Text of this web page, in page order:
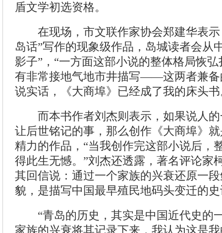
盾文学初选资格。
在现场，市文联作家协会郑建华表示
岛话”写作的现象级作品，岛城读者会从
影子”，“一方面这部小说的整体格局恢
有非常接地气地市井描写——这两者兼备
说实话，《大商埠》已经成了我的床头
而本书作者刘杰则表示，如果说人的
让后世铭记的事，那么创作《大商埠》
精力的作品，“当我创作完这部小说后，
得此生无憾。”刘杰还透露，著名评论家
其回信说：通过一个家族的兴衰还原一
貌，是描写中国最早殖民地码头变迁的
“青岛的历史，其实是中国近代史的
家族的兴衰将其记录下来，我认为这是